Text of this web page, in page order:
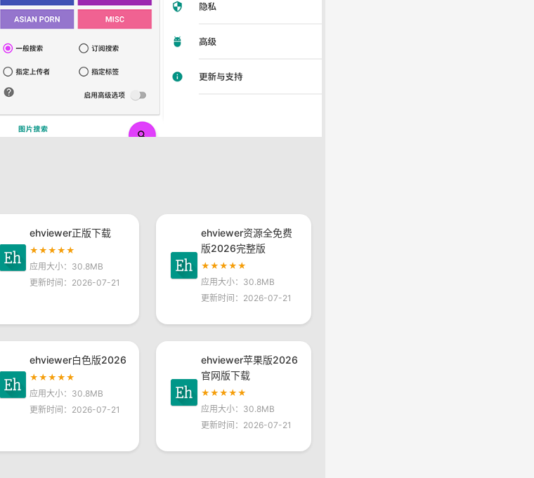
ehviewer正版下载
★★★★★
应用大小：30.8MB
更新时间：2026-07-21
ehviewer资源全免费
版2026完整版
★★★★★
应用大小：30.8MB
更新时间：2026-07-21
ehviewer白色版2026
★★★★★
应用大小：30.8MB
更新时间：2026-07-21
ehviewer苹果版2026
官网版下载
★★★★★
应用大小：30.8MB
更新时间：2026-07-21